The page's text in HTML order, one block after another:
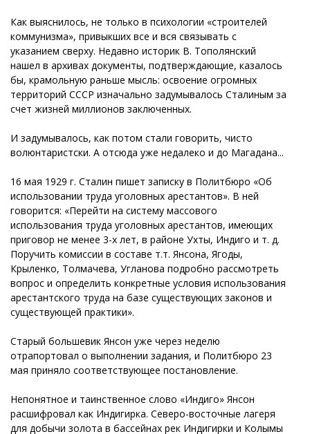
Как выяснилось, не только в психологии «строителей
коммунизма», привыкших все и вся связывать с
указанием сверху. Недавно историк В. Тополянский
нашел в архивах документы, подтверждающие, казалось
бы, крамольную раньше мысль: освоение огромных
территорий СССР изначально задумывалось Сталиным за
счет жизней миллионов заключенных.
И задумывалось, как потом стали говорить, чисто
волюнтаристски. А отсюда уже недалеко и до Магадана...
16 мая 1929 г. Сталин пишет записку в Политбюро «Об
использовании труда уголовных арестантов». В ней
говорится: «Перейти на систему массового
использования труда уголовных арестантов, имеющих
приговор не менее 3-х лет, в районе Ухты, Индиго и т. д.
Поручить комиссии в составе т.т. Янсона, Ягоды,
Крыленко, Толмачева, Угланова подробно рассмотреть
вопрос и определить конкретные условия использования
арестантского труда на базе существующих законов и
существующей практики».
Старый большевик Янсон уже через неделю
отрапортовал о выполнении задания, и Политбюро 23
мая приняло соответствующее постановление.
Непонятное и таинственное слово «Индиго» Янсон
расшифровал как Индигирка. Северо-восточные лагеря
для добычи золота в бассейнах рек Индигирки и Колымы